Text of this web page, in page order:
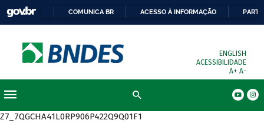
COMUNICA BR ACESSO À INFORMAÇÃO
ENGLISH
ACESSIBILIDADE
A+ A-
Z7_7QGCHA41L0RP906P422Q9Q01F1